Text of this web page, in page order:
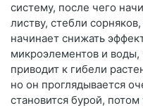
систему, после чего
листву, стебли
начинает снижать
микроэлементов и воды,
приводит к гибели
но он проглядывается
становится бурой,